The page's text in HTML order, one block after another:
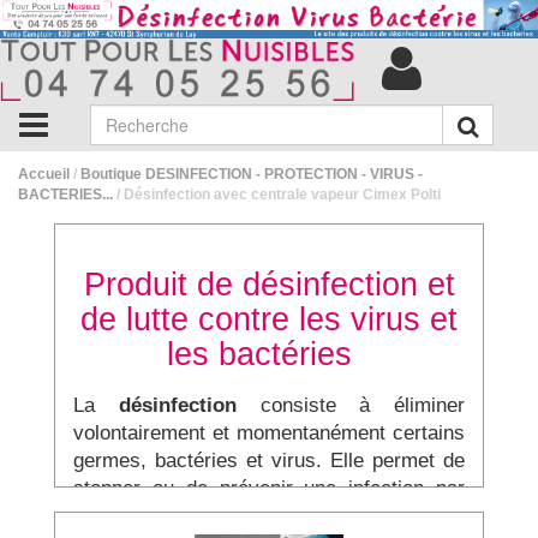
Accueil / Boutique DESINFECTION - PROTECTION - VIRUS -
BACTERIES... / Désinfection avec centrale vapeur Cimex Polti
Produit de désinfection et
de lutte contre les virus et
les bactéries
La désinfectionconsiste à éliminer
volontairement et momentanément certains
germes, bactéries et virus. Elle permet de
stopper ou de prévenir une infection par
des micro-organismes ou des virus